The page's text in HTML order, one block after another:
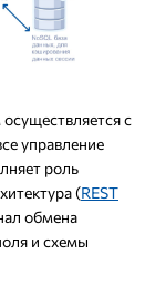
с
управление
роль
(REST
обмена
и схемы